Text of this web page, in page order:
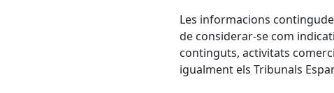
Les informacions
de considerar-se com
continguts, activitats
igualment els Tribunals